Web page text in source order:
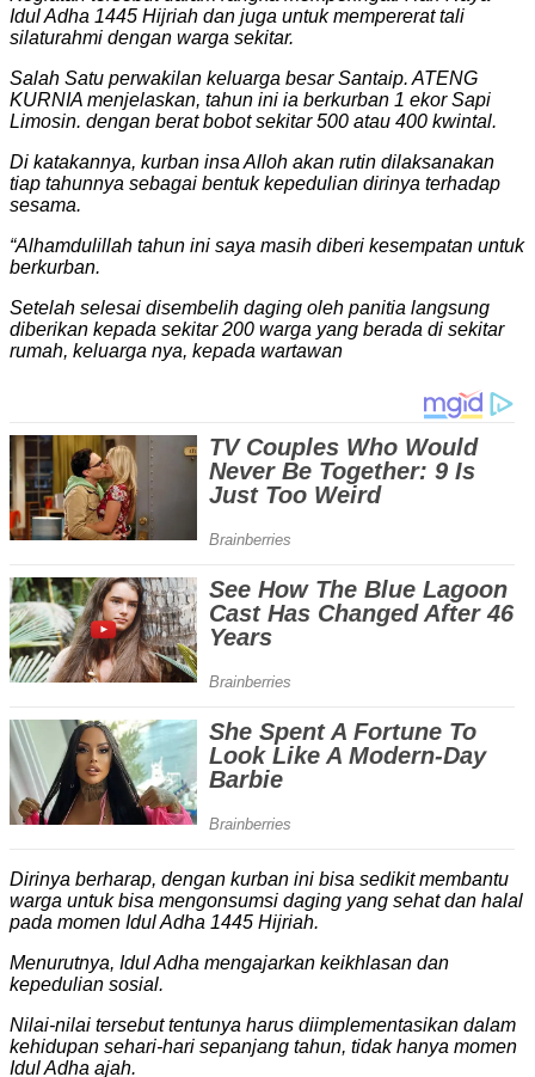
Idul Adha 1445 Hijriah dan juga untuk mempererat tali
silaturahmi dengan warga sekitar.
Salah Satu perwakilan keluarga besar Santaip. ATENG
KURNIA menjelaskan, tahun ini ia berkurban 1 ekor Sapi
Limosin. dengan berat bobot sekitar 500 atau 400 kwintal.
Di katakannya, kurban insa Alloh akan rutin dilaksanakan
tiap tahunnya sebagai bentuk kepedulian dirinya terhadap
sesama.
“Alhamdulillah tahun ini saya masih diberi kesempatan untuk
berkurban.
Setelah selesai disembelih daging oleh panitia langsung
diberikan kepada sekitar 200 warga yang berada di sekitar
rumah, keluarga nya, kepada wartawan
Dirinya berharap, dengan kurban ini bisa sedikit membantu
warga untuk bisa mengonsumsi daging yang sehat dan halal
pada momen Idul Adha 1445 Hijriah.
Menurutnya, Idul Adha mengajarkan keikhlasan dan
kepedulian sosial.
Nilai-nilai tersebut tentunya harus diimplementasikan dalam
kehidupan sehari-hari sepanjang tahun, tidak hanya momen
Idul Adha ajah.